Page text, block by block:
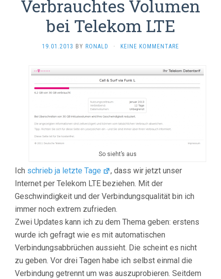
Verbrauchtes Volumen
bei Telekom LTE
19.01.2013 BY RONALD · KEINE KOMMENTARE
So sieht’s aus
Ich schrieb ja letzte Tage
, dass wir jetzt unser
Internet per Telekom LTE beziehen. Mit der
Geschwindigkeit und der Verbindungsqualität bin ich
immer noch extrem zufrieden.
Zwei Updates kann ich zu dem Thema geben: erstens
wurde ich gefragt wie es mit automatischen
Verbindungsabbrüchen aussieht. Die scheint es nicht
zu geben. Vor drei Tagen habe ich selbst einmal die
Verbindung getrennt um was auszuprobieren. Seitdem